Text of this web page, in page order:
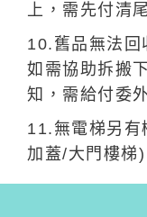
上，需先付清
10.舊品無法回
如需協助拆搬
知，需給付委
11.無電梯另有
加蓋/大門樓梯)